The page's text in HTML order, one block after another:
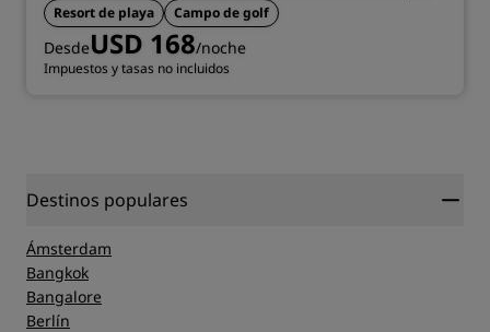
Resort de playa
Campo de golf
DesdeUSD 168/noche
Impuestos y tasas no incluidos
Destinos populares
Ámsterdam
Bangkok
Bangalore
Berlín